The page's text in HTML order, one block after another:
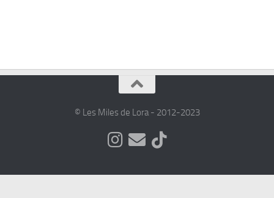
© Les Miles de Lora - 2012-2023